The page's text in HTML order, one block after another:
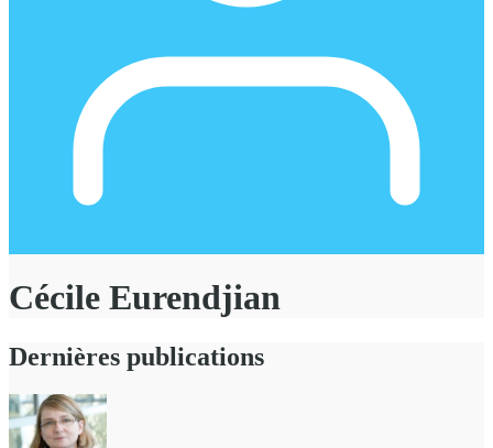
Cécile Eurendjian
Dernières publications